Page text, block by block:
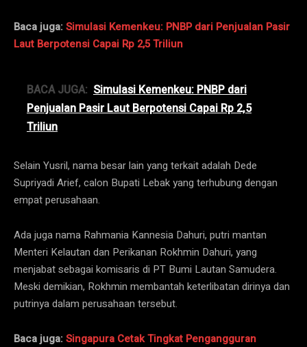
Baca juga:Simulasi Kemenkeu: PNBP dari Penjualan Pasir
Laut Berpotensi Capai Rp 2,5 Triliun
BACA JUGA: Simulasi Kemenkeu: PNBP dari
Penjualan Pasir Laut Berpotensi Capai Rp 2,5
Triliun
Selain Yusril, nama besar lain yang terkait adalah Dede
Supriyadi Arief, calon Bupati Lebak yang terhubung dengan
empat perusahaan.
Ada juga nama Rahmania Kannesia Dahuri, putri mantan
Menteri Kelautan dan Perikanan Rokhmin Dahuri, yang
menjabat sebagai komisaris di PT Bumi Lautan Samudera.
Meski demikian, Rokhmin membantah keterlibatan dirinya dan
putrinya dalam perusahaan tersebut.
Baca juga:Singapura Cetak Tingkat Pengangguran